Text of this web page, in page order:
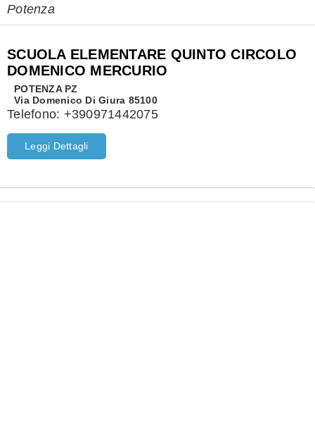
Potenza
SCUOLA ELEMENTARE QUINTO CIRCOLO
DOMENICO MERCURIO
POTENZA PZ
Via Domenico Di Giura 85100
Telefono: +390971442075
Leggi Dettagli